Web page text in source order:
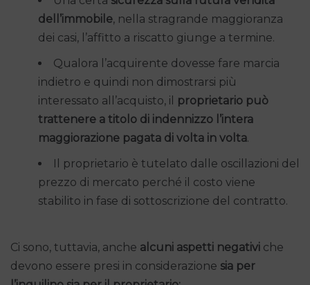
dell’immobile, nella stragrande maggioranza
dei casi, l’affitto a riscatto giunge a termine.
Qualora l’acquirente dovesse fare marcia
indietro e quindi non dimostrarsi più
interessato all’acquisto, il
proprietario può
trattenere a titolo di indennizzo l’intera
maggiorazione pagata di volta in volta.
Il proprietario è tutelato dalle oscillazioni del
prezzo di mercato perché il costo viene
stabilito in fase di sottoscrizione del contratto.
Ci sono, tuttavia, anche alcuni aspetti negativi che
devono essere presi in considerazione sia per